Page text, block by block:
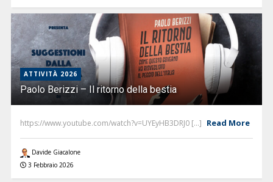
ATTIVITÀ 2026
Paolo Berizzi – Il ritorno della bestia
https://www.youtube.com/watch?v=UYEyHB3DRJ0 [...] Read More
Davide Giacalone
3 Febbraio 2026